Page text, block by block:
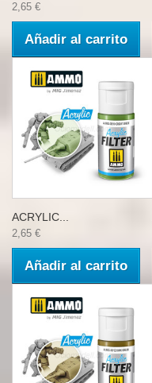
2,65 €
Añadir al carrito
ACRYLIC...
2,65 €
Añadir al carrito